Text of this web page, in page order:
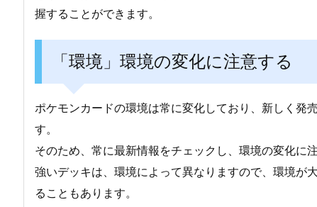
握することができます。
「環境」環境の変化に注意する
ポケモンカードの環境は常に変化しており、新しく発
す。
そのため、常に最新情報をチェックし、環境の変化に
強いデッキは、環境によって異なりますので、環境が
ることもあります。